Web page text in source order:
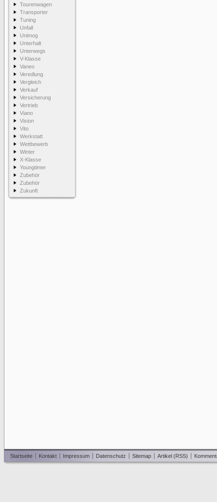
Tourenwagen
Transporter
Tuning
Unfall
Unimog
Unterhalt
Unterwegs
V-Klasse
Vaneo
Veredlung
Vergleich
Verkauf
Versicherung
Vertrieb
Viano
Vision
Vito
Werkstatt
Wettbewerb
Winter
X-Klasse
Youngtimer
Zubehör
Zubehör
Zukunft
Startseite Kontakt Impressum Datenschutz Sitemap Artikel (RSS)